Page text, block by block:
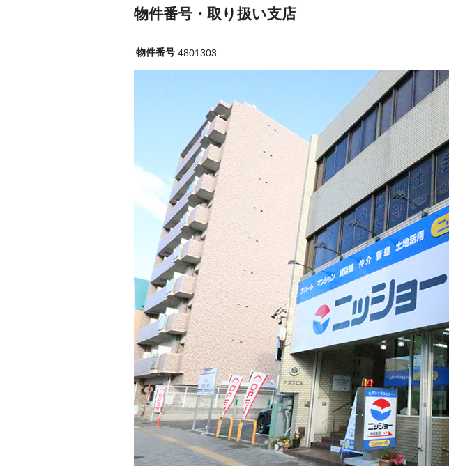
物件番号・取り扱い支店
物件番号 4801303